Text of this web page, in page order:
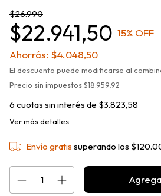
$26.990
$22.941,50 15% OFF
Ahorrás: $4.048,50
El descuento puede modificarse al
Precio sin impuestos$18.959,92
6 cuotas sin interés de $3.823,58
Ver más detalles
Envío gratis superando los